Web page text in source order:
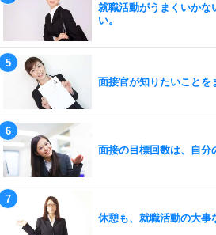
就職活動がうまくいかな
い。
面接官が知りたいことを
面接の目標回数は、自分
休憩も、就職活動の大事